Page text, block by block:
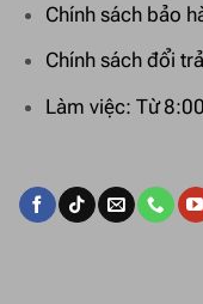
Chính sách bảo
Chính sách đổi trả
Làm việc: Từ